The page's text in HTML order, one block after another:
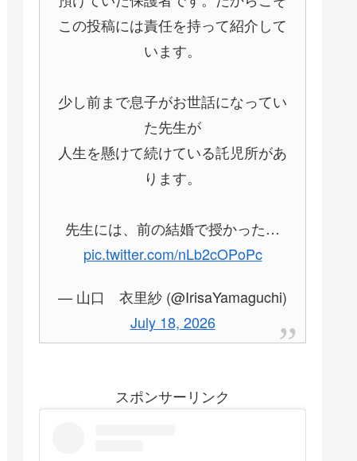
この投稿には責任を持って紹介して
います。
少し前まで息子がお世話になってい
た先生が
人生を懸けて続けている託児所があ
ります。
先生には、前の結婚で授かった…
pic.twitter.com/nLb2cOPoPc
— 山口 衣里紗 (@IrisaYamaguchi)
July 18, 2026
スポンサーリンク